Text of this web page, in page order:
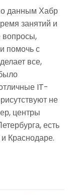
данным Хабр
занятий и
вопросы,
помочь с
все,
IT-
не
центры
есть
Краснодаре.